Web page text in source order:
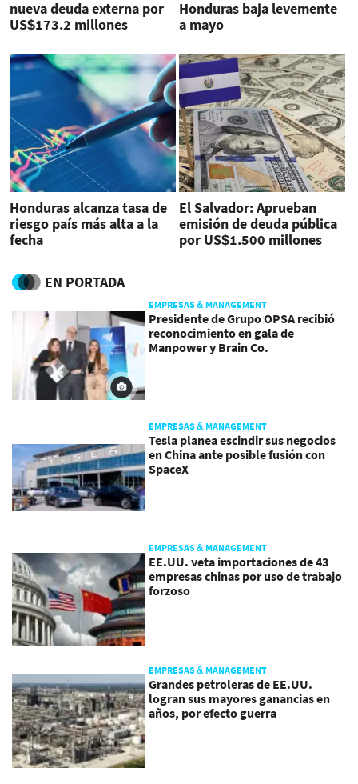
nueva deuda externa por
US$173.2 millones
Honduras baja levemente
a mayo
Honduras alcanza tasa de
riesgo país más alta a la
fecha
El Salvador: Aprueban
emisión de deuda pública
por US$1.500 millones
EN PORTADA
EMPRESAS & MANAGEMENT
Presidente de Grupo OPSA recibió
reconocimiento en gala de
Manpower y Brain Co.
EMPRESAS & MANAGEMENT
Tesla planea escindir sus negocios
en China ante posible fusión con
SpaceX
EMPRESAS & MANAGEMENT
EE.UU. veta importaciones de 43
empresas chinas por uso de trabajo
forzoso
EMPRESAS & MANAGEMENT
Grandes petroleras de EE.UU.
logran sus mayores ganancias en
años, por efecto guerra